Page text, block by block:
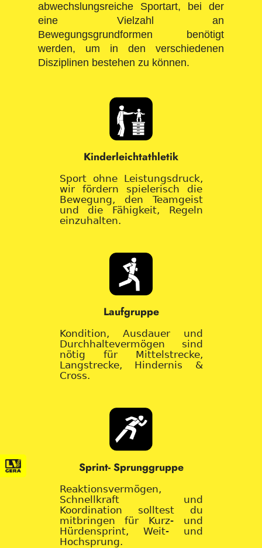
abwechslungsreiche Sportart, bei der
eine Vielzahl an
Bewegungsgrundformen benötigt
werden, um in den verschiedenen
Disziplinen bestehen zu können.
Kinderleichtathletik
Sport ohne Leistungsdruck,
wir fördern spielerisch die
Bewegung, den Teamgeist
und die Fähigkeit, Regeln
einzuhalten.
Laufgruppe
Kondition, Ausdauer und
Durchhaltevermögen sind
nötig für Mittelstrecke,
Langstrecke, Hindernis &
Cross.
Sprint- Sprunggruppe
Reaktionsvermögen,
Schnellkraft und
Koordination solltest du
mitbringen für Kurz- und
Hürdensprint, Weit- und
Hochsprung.